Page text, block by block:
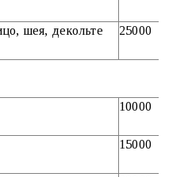
шея, декольте 25000
10000
15000